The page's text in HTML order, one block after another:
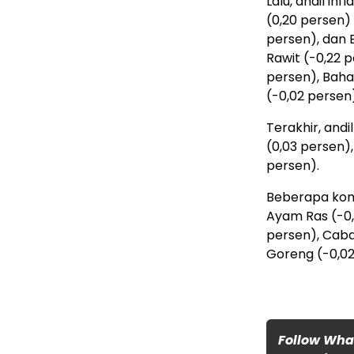
(0,20 persen)
persen), dan
Rawit (-0,22
persen),
(-0,02
Terakhir,
(0,03
persen).
Beberapa
Ayam Ras (-
persen),
Goreng (-
Follow